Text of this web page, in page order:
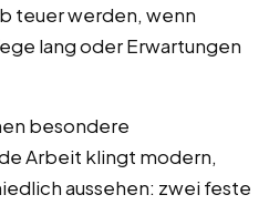
teuer werden, wenn
lang oder Erwartungen
besondere
Arbeit klingt modern,
aussehen: zwei feste